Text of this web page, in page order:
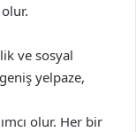
ve sosyal
yelpaze,
olur. Her bir